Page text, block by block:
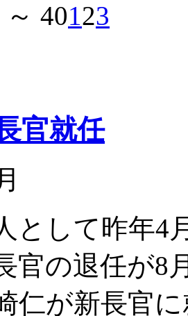
40123
官就任
として昨年4
官の退任が8
仁が新長官